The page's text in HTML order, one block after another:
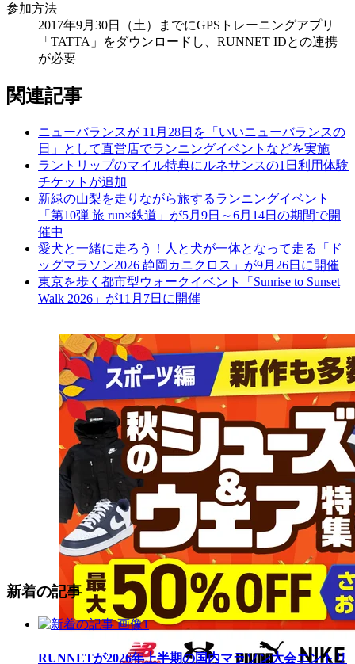
参加方法
2017年9月30日（土）までにGPSトレーニングアプリ
「TATTA」をダウンロードし、RUNNET IDとの連携
が必要
関連記事
ニューバランスが 11月28日を「いいニューバランスの
日」として直営店でランニングイベントなどを実施
ラントリップのマイル特典にルネサンスの1日利用体験
チケットが追加
新緑の山梨を走りながら旅するランニングイベント
「第10弾 旅 run×鉄道」が5月9日～6月14日の期間で開
催中
愛犬と一緒に走ろう！人と犬が一体となって走る「ド
ッグマラソン2026 静岡カニクロス」が9月26日に開催
東京を歩く都市型ウォークイベント「Sunrise to Sunset
Walk 2026」が11月7日に開催
新着の記事
RUNNETが2026年上半期の国内マラソン大会エントリ